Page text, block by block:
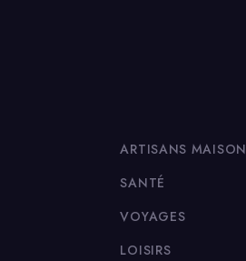
ARTISANS MAISON
SANTÉ
VOYAGES
LOISIRS